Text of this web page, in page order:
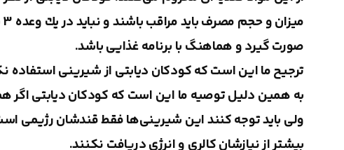
صورت گیرد و هماهنگ با برنامه غذایی باشد.
ترجیح ما این است كه كودكان دیابتی از شیرینی
به همین دلیل توصیه ما این است كه كودكان دیابتی اگر
ولی باید توجه كنند این شیرینی‌ها فقط قندشان رژیمی
بیشتر از نیازشان كالری و انرژی دریافت نكنند.